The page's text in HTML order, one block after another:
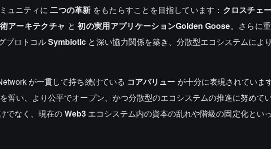
ュニティに二つの革新 をもたらすことを目指しています： クロスチェ
アーキテクチャ と初の実用アプリケーションGolden Goose。さらに
プロトコルSymbiotic と深い協力関係を築き、分散型エコシステムによ
が一貫して持ち続けている コアバリュー が十分に表現されていま
誓い、より公平でオープン、かつ分散型のエコシステムの推進に努めて
でなく、現在のWeb3エコシステム内の資本の乱れや階級の固定化とい